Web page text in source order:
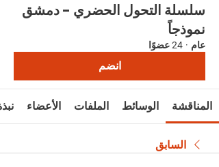
سلسلة التحول الحضري - دمشق
نموذجاً
عام · 24 عضوًا
انضم
المناقشة الوسائط الملفات الأعضاء
السابق